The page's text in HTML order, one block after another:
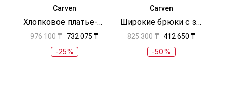
Carven
Хлопковое платье-рубашка
976 100 ₸ 732 075 ₸
-25%
Carven
Широкие брюки с защипами
825 300 ₸ 412 650 ₸
-50%